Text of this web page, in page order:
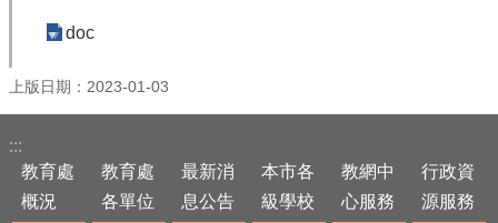
源
服
技
職
教
doc
上版日期：2023-01-03
:::
教育處
概況
教育處
各單位
最新消
息公告
本市各
級學校
教網中
心服務
行政資
源服務